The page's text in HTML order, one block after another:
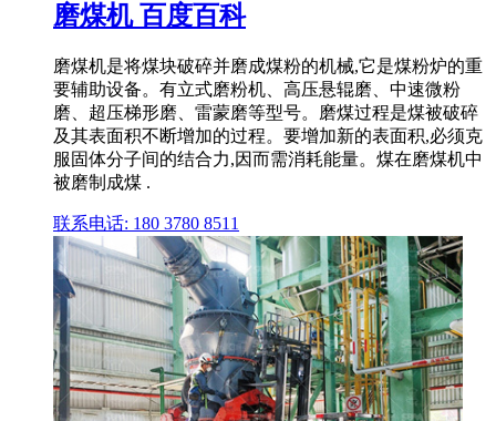
磨煤机 百度百科
磨煤机是将煤块破碎并磨成煤粉的机械,它是煤粉炉的重
要辅助设备。有立式磨粉机、高压悬辊磨、中速微粉
磨、超压梯形磨、雷蒙磨等型号。磨煤过程是煤被破碎
及其表面积不断增加的过程。要增加新的表面积,必须克
服固体分子间的结合力,因而需消耗能量。煤在磨煤机中
被磨制成煤 .
联系电话: 180 3780 8511